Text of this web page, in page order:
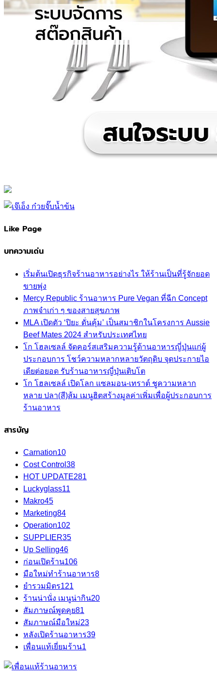
Like Page
บทความเด่น
เริ่มต้นเปิดธุรกิจร้านอาหารอย่างไร ให้ร้านเป็นที่รู้จักยอด
ขายพุ่ง
Mercy Republic ร้านอาหาร Pure Vegan ที่ฉีก Concept
ภาพจำเก่า ๆ ของสายสุขภาพ
MLA เปิดตัว ‘ปิยะ ดั่นคุ้ม’ เป็นสมาชิกในโครงการ Aussie
Beef Mates 2024 สำหรับประเทศไทย
โก โฮลเซลล์ จัดคอร์สเสริมความรู้ด้านอาหารญี่ปุ่นแก่ผู้
ประกอบการ โชว์ความหลากหลายวัตถุดิบ จุดประกายไอ
เดียต่อยอด รับร้านอาหารญี่ปุ่นเติบโต
โก โฮลเซลล์ เปิดโลก แซลมอน-เทราต์ ชูความหลาก
หลาย ปลา(สี)ส้ม เมนูฮิตสร้างมูลค่าเพิ่มเพื่อผู้ประกอบการ
ร้านอาหาร
สารบัญ
Carnation10
Cost Control 38
HOT UPDATE281
Luckyglass11
Makro45
Marketing84
Operation102
SUPPLIER35
Up Selling46
ก่อนเปิดร้าน106
มือใหม่ทำร้านอาหาร8
ยำรวมมิตร121
ร้านน่านั่ง เมนูน่ากิน20
สัมภาษณ์พูดคุย81
สัมภาษณ์มือใหม่23
หลังเปิดร้านอาหาร39
เพื่อนแท้เยี่ยมร้าน1